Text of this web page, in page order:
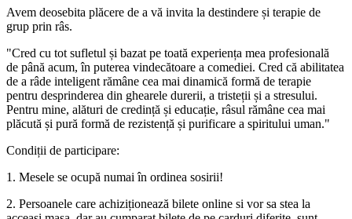
Avem deosebita plăcere de a vă invita la destindere și terapie de
grup prin râs.
"Cred cu tot sufletul și bazat pe toată experiența mea profesională
de până acum, în puterea vindecătoare a comediei. Cred că abilitatea
de a râde inteligent rămâne cea mai dinamică formă de terapie
pentru desprinderea din ghearele durerii, a tristeții și a stresului.
Pentru mine, alături de credință și educație, râsul rămâne cea mai
plăcută și pură formă de rezistență și purificare a spiritului uman."
Condiții de participare:
1. Mesele se ocupă numai în ordinea sosirii!
2. Persoanele care achiziționează bilete online si vor sa stea la